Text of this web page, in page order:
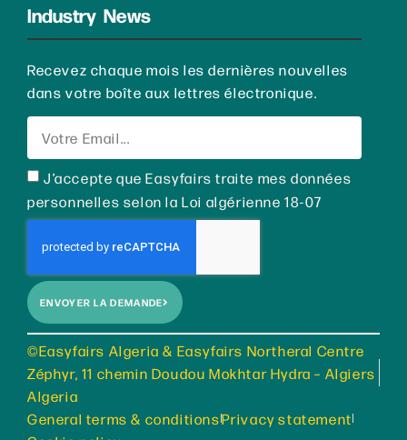
Industry News
Recevez chaque mois les dernières nouvelles
dans votre boîte aux lettres électronique.
J’accepte que Easyfairs traite mes données
personnelles selon la Loi algérienne 18-07
ENVOYER LA DEMANDE
©Easyfairs Algeria & Easyfairs Northeral Centre
Zéphyr, 11 chemin Doudou Mokhtar Hydra – Algiers
Algeria
General terms & conditionsPrivacy statement